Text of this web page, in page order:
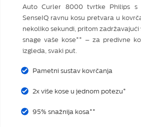
Auto Curler 8000 tvrtke Philips s
SenseIQ ravnu kosu pretvara u
nekoliko sekundi, pritom zadržavajući
snage vaše kose** – za predivne
izgleda, svaki put.
Pametni sustav kovrčanja
2x više kose u jednom potezu*
95% snažnija kosa**